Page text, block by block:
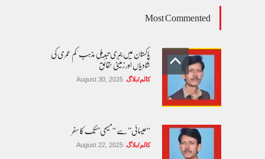
Most Commented
پاکستان میں جبری تبدیلی مذہب 'کم عمری کی
شادیاں اور زمینی حقائق
کالم/بلاگ August 30, 2025
“عیسائی” سے “مسیحی” تک کا سفر
کالم/بلاگ August 22, 2025